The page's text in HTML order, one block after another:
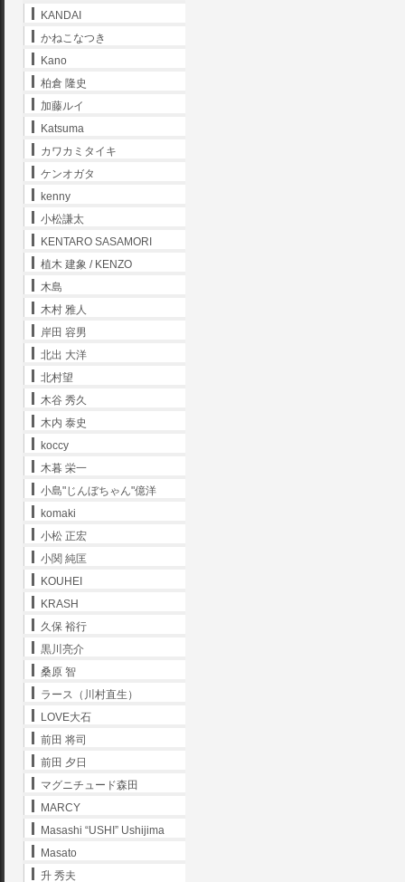
KANDAI
かねこなつき
Kano
柏倉 隆史
加藤ルイ
Katsuma
カワカミタイキ
ケンオガタ
kenny
小松謙太
KENTARO SASAMORI
植木 建象 / KENZO
木島
木村 雅人
岸田 容男
北出 大洋
北村望
木谷 秀久
木内 泰史
koccy
木暮 栄一
小島"じんぼちゃん"億洋
komaki
小松 正宏
小関 純匡
KOUHEI
KRASH
久保 裕行
黒川亮介
桑原 智
ラース（川村直生）
LOVE大石
前田 将司
前田 夕日
マグニチュード森田
MARCY
Masashi “USHI” Ushijima
Masato
升 秀夫